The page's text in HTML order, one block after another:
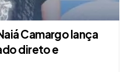
Camargo lança
direto e